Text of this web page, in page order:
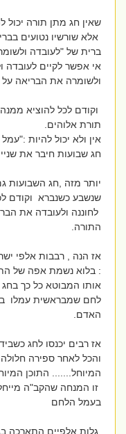
שאין חג מתן תורה יכול
אלא שורשיו נטועים
ברית של "לעובדה
אי אפשר לקיים לעובדה
ולשומרה את הבריאה על
וקודם לכל להוציא ממנה
תורת אלוהים.
אין ולא יכול להיות
חג שבועות חיבר את
יותר מזה ,חג השבועות
שנשבע כשנברא וקודם
לחוננה ולעובדה את
התורה.
אז הנה , רבבות אלפי
: בלוא נשמת אפה של
אותו המבוטא כל כך
לחם שמבראשית עמלו
האדם.
אז רבים יכנסו לחג
והכל לאחר ספירה חלולה
המיוחל....... התוכן
זו המנחה שהקב"ה
בעמל הלחם
גלות אלפיים התארכה